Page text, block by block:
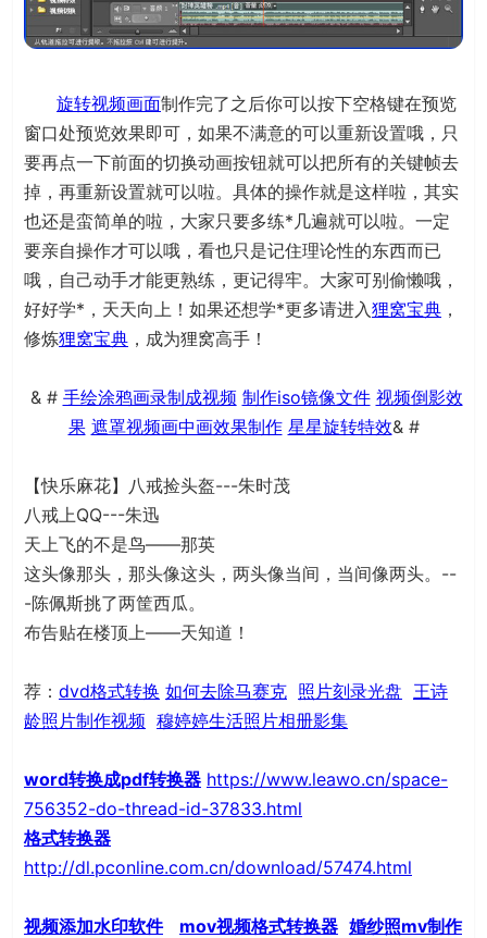
旋转视频画面制作完了之后你可以按下空格键在预览
窗口处预览效果即可，如果不满意的可以重新设置哦，只
要再点一下前面的切换动画按钮就可以把所有的关键帧去
掉，再重新设置就可以啦。具体的操作就是这样啦，其实
也还是蛮简单的啦，大家只要多练*几遍就可以啦。一定
要亲自操作才可以哦，看也只是记住理论性的东西而已
哦，自己动手才能更熟练，更记得牢。大家可别偷懒哦，
好好学*，天天向上！如果还想学*更多请进入狸窝宝典 ，
修炼狸窝宝典 ，成为狸窝高手！
& # 手绘涂鸦画录制成视频 制作iso镜像文件 视频倒影效
果 遮罩视频画中画效果制作 星星旋转特效& #
【快乐麻花】八戒捡头盔---朱时茂
八戒上QQ---朱迅
天上飞的不是鸟——那英
这头像那头，那头像这头，两头像当间，当间像两头。--
-陈佩斯挑了两筐西瓜。
布告贴在楼顶上——天知道！
荐： dvd格式转换 如何去除马赛克 照片刻录光盘 王诗
龄照片制作视频 穆婷婷生活照片相册影集
word转换成pdf转换器 https://www.leawo.cn/space-
756352-do-thread-id-37833.html
格式转换器
http://dl.pconline.com.cn/download/57474.html
视频添加水印软件 mov视频格式转换器 婚纱照mv制作